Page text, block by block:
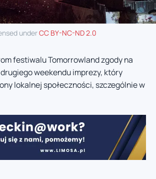
underCC BY-NC-ND 2.0
festiwalu Tomorrowland zgody na
weekendu imprezy, który
lokalnej społeczności, szczególnie w